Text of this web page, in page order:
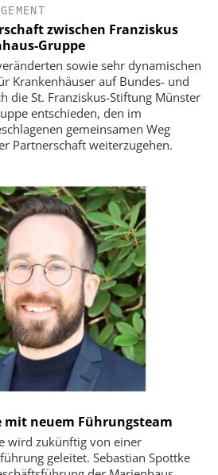
zwischen Franziskus
Gruppe
sowie sehr dynamischen
Krankenhäuser auf Bundes- und
die St. Franziskus-Stiftung Münster
entschieden, den im
gemeinsamen Weg
Partnerschaft weiterzugehen.
mit neuem Führungsteam
wird zukünftig von einer
geleitet. Sebastian Spottke